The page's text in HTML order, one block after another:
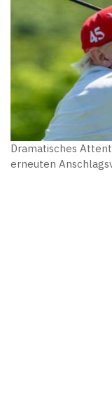
Dramatisches
erneuten